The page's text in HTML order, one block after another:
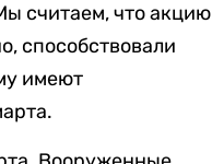
считаем, что акцию
способствовали
имеют